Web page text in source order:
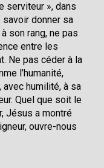
serviteur », dans
savoir donner sa
son rang, ne pas
entre les
Ne pas céder à la
l’humanité,
humilité, à sa
Quel que soit le
Jésus a montré
ouvre-nous